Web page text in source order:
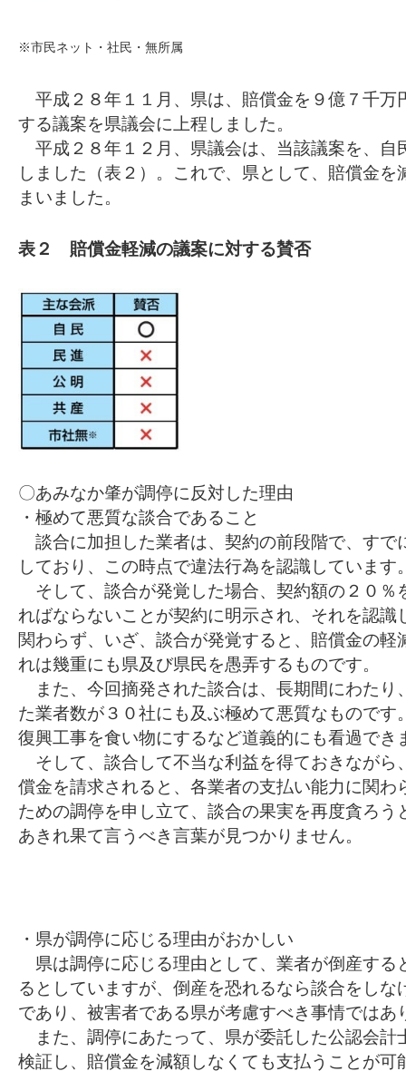
※市民ネット・社民・無所属
平成２８年１１月、県は、賠償金を９億７千万
する議案を県議会に上程しました。
平成２８年１２月、県議会は、当該議案を、自
しました（表２）。これで、県として、賠償金
まいました。
表２ 賠償金軽減の議案に対する賛否
〇あみなか肇が調停に反対した理由
・極めて悪質な談合であること
談合に加担した業者は、契約の前段階で、すで
しており、この時点で違法行為を認識しています
そして、談合が発覚した場合、契約額の２０％
ればならないことが契約に明示され、それを認識
関わらず、いざ、談合が発覚すると、賠償金の軽
れは幾重にも県及び県民を愚弄するものです。
また、今回摘発された談合は、長期間にわたり
た業者数が３０社にも及ぶ極めて悪質なものです
復興工事を食い物にするなど道義的にも看過でき
そして、談合して不当な利益を得ておきながら
償金を請求されると、各業者の支払い能力に関わ
ための調停を申し立て、談合の果実を再度貪ろう
あきれ果て言うべき言葉が見つかりません。
・県が調停に応じる理由がおかしい
県は調停に応じる理由として、業者が倒産する
るとしていますが、倒産を恐れるなら談合をしな
であり、被害者である県が考慮すべき事情ではあ
また、調停にあたって、県が委託した公認会計
検証し、賠償金を減額しなくても支払うことが可